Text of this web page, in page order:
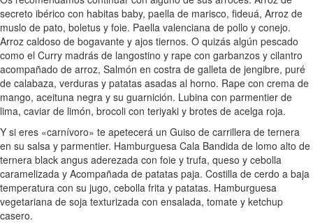
secreto ibérico con habitas baby, paella de marisco, fideuá, Arroz de
muslo de pato, boletus y foie. Paella valenciana de pollo y conejo.
Arroz caldoso de bogavante y ajos tiernos. O quizás algún pescado
como el Curry madrás de langostino y rape con garbanzos y cilantro
acompañado de arroz, Salmón en costra de galleta de jengibre, puré
de calabaza, verduras y patatas asadas al horno. Rape con crema de
mango, aceituna negra y su guarnición. Lubina con parmentier de
lima, caviar de limón, brocoli con teriyaki y brotes de acelga roja.
Y si eres «carnívoro» te apetecerá un Guiso de carrillera de ternera
en su salsa y parmentier. Hamburguesa Cala Bandida de lomo alto de
ternera black angus aderezada con foie y trufa, queso y cebolla
caramelizada y Acompañada de patatas paja. Costilla de cerdo a baja
temperatura con su jugo, cebolla frita y patatas. Hamburguesa
vegetariana de soja texturizada con ensalada, tomate y ketchup
casero.